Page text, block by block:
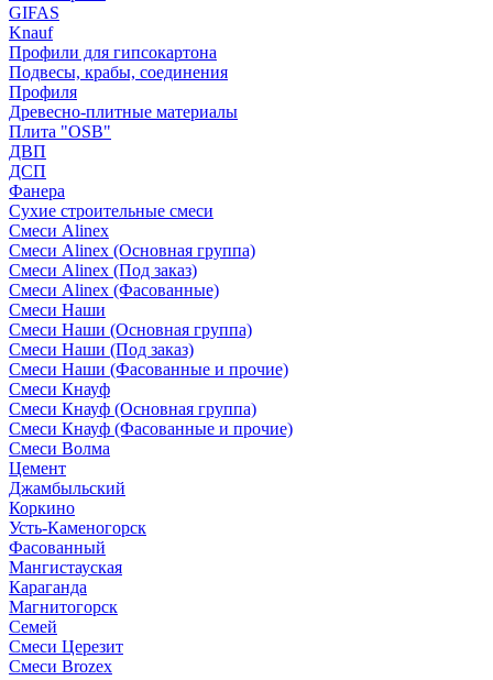
GIFAS
Knauf
Профили для гипсокартона
Подвесы, крабы, соединения
Профиля
Древесно-плитные материалы
Плита "OSB"
ДВП
ДСП
Фанера
Сухие строительные смеси
Смеси Alinex
Смеси Alinex (Основная группа)
Смеси Alinex (Под заказ)
Смеси Alinex (Фасованные)
Смеси Наши
Смеси Наши (Основная группа)
Смеси Наши (Под заказ)
Смеси Наши (Фасованные и прочие)
Смеси Кнауф
Смеси Кнауф (Основная группа)
Смеси Кнауф (Фасованные и прочие)
Смеси Волма
Цемент
Джамбыльский
Коркино
Усть-Каменогорск
Фасованный
Мангистауская
Караганда
Магнитогорск
Семей
Смеси Церезит
Смеси Brozex